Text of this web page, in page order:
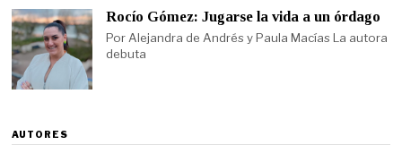
Rocío Gómez: Jugarse la vida a un órdago
Por Alejandra de Andrés y Paula Macías La autora
debuta
AUTORES